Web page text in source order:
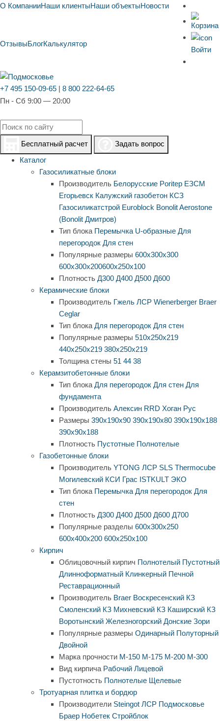
О КомпанииНаши клиентыНаши объектыНовости
ОтзывыБлогКалькулятор
Войти
+7 495 150-09-65 | 8 800 222-64-65
Пн - Сб 9:00 — 20:00
Бесплатный расчет
Задать вопрос
Каталог
Газосиликатные блоки
Производитель Белорусские Poritep ЕЗСМ
Егорьевск Калужский газобетон КСЗ
Газосиликатстрой Euroblock BonolitAerostone
(Bonolit Дмитров)
Тип блока Перемычка U-образные Для
перегородок Для стен
Популярные размеры 600х300х300
600х300х200600х250х100
Плотность Д300 Д400 Д500 Д600
Керамические блоки
Производитель Гжель ЛСР Wienerberger Braer
Ceglar
Тип блока Для перегородок Для стен
Популярные размеры 510х250х219
440х250х219 380х250х219
Толщина стены 51 44 38
Керамзитобетонные блоки
Тип блока Для перегородок Для стен Для
фундамента
Производитель Алексин RRD Хоган Рус
Размеры 390х190х90 390х190х80 390х190х188
390х90х188
Плотность Пустотные Полнотелые
Газобетонные блоки
Производитель YTONG ЛСР SLS Thermocube
Могилевский КСИ Грас ISTKULT ЭКО
Тип блока Перемычка Для перегородок Для
стен
Плотность Д300 Д400 Д500 Д600 Д700
Популярные разделы 600х300х250
600х400х200 600х250х100
Кирпич
Облицовочный кирпич Полнотелый Пустотный
Длинноформатный Клинкерный Печной
Реставрационный
Производитель Braer Воскресенский КЗ
Смоленский КЗ Михневский КЗ Каширский КЗ
Воротынский Железногорский Донские Зори
Популярные размеры Одинарный Полуторный
Двойной
Марка прочности М-150 М-175 М-200 М-300
Вид кирпича Рабочий Лицевой
Пустотность Полнотелые Щелевые
Тротуарная плитка и бордюр
Производители Steingot ЛСР Подмосковье
Браер Нобетек Стройблок